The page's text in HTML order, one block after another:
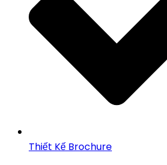
Thiết Kế Brochure